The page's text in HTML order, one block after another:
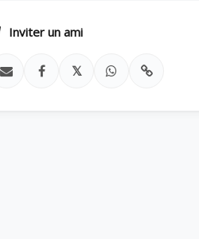
Inviter un ami
𝕏